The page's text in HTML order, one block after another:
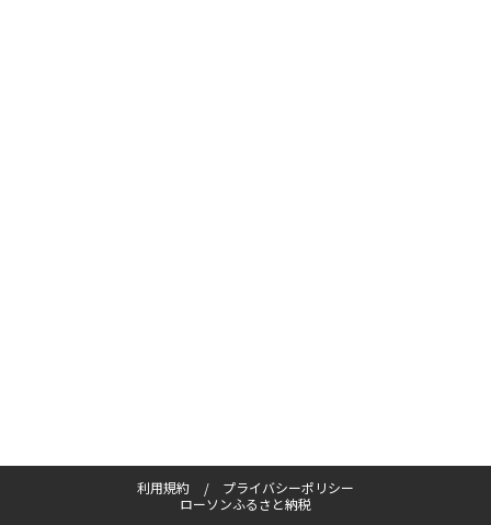
利用規約
プライバシーポリシー
ローソンふるさと納税